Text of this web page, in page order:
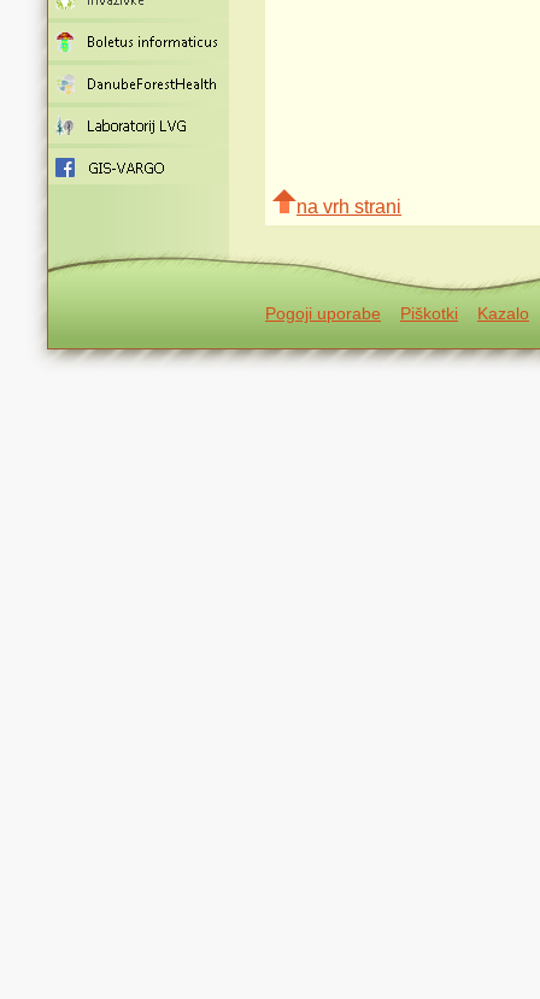
na vrh strani
Pogoji uporabe Piškotki Kazalo